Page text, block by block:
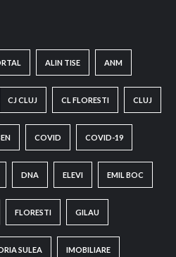
ALIN TISE ANM
CJ CLUJ CL FLORESTI CLUJ
COVID COVID-19
DNA ELEVI EMIL BOC
FLORESTI GILAU
SULEA IMOBILIARE